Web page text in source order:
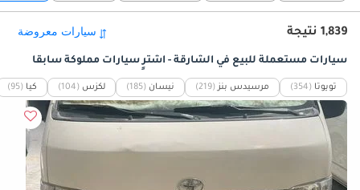
1,839 نتيجة
سيارات مستعملة للبيع في الشارقة - اشترٍ سيارات مملوكة سابقًا
تويوتا (354) مرسيدس بنز (219) نيسان (185) لكزس (104) كيا (95)